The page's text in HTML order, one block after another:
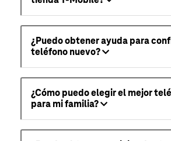
¿Puedo obtener ayuda para
teléfono nuevo?
¿Cómo puedo elegir el mejor
para mi familia?